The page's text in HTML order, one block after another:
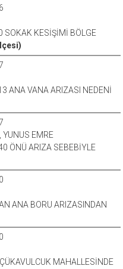
SOKAK KESİŞİMİ BÖLGE
ANA VANA ARIZASI NEDENİ
YUNUS EMRE
ÖNÜ ARIZA SEBEBİYLE
ANA BORU ARIZASINDAN
MAHALLESİNDE